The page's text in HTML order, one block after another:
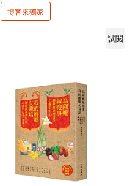
博客來獨家
試閱